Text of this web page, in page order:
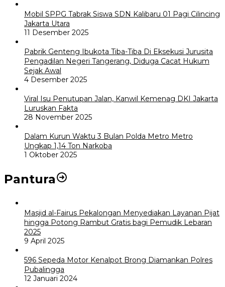
Mobil SPPG Tabrak Siswa SDN Kalibaru 01 Pagi Cilincing
Jakarta Utara
11 Desember 2025
Pabrik Genteng Ibukota Tiba-Tiba Di Eksekusi Jurusita
Pengadilan Negeri Tangerang, Diduga Cacat Hukum
Sejak Awal
4 Desember 2025
Viral Isu Penutupan Jalan, Kanwil Kemenag DKI Jakarta
Luruskan Fakta
28 November 2025
Dalam Kurun Waktu 3 Bulan Polda Metro Metro
Ungkap 1,14 Ton Narkoba
1 Oktober 2025
Pantura
Masjid al-Fairus Pekalongan Menyediakan Layanan Pijat
hingga Potong Rambut Gratis bagi Pemudik Lebaran
2025
9 April 2025
596 Sepeda Motor Kenalpot Brong Diamankan Polres
Pubalingga
12 Januari 2024